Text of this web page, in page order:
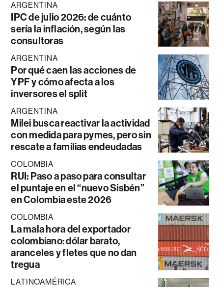
ARGENTINA
IPC de julio 2026: de cuánto
sería la inflación, según las
consultoras
ARGENTINA
Por qué caen las acciones de
YPF y cómo afecta a los
inversores el split
ARGENTINA
Milei busca reactivar la actividad
con medida para pymes, pero sin
rescate a familias endeudadas
COLOMBIA
RUI: Paso a paso para consultar
el puntaje en el “nuevo Sisbén”
en Colombia este 2026
COLOMBIA
La mala hora del exportador
colombiano: dólar barato,
aranceles y fletes que no dan
tregua
LATINOAMÉRICA